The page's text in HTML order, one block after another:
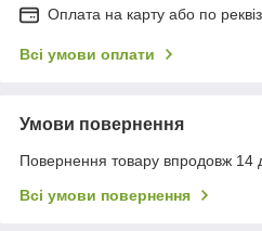
Оплата на карту або по
Всі умови оплати
Умови повернення
Повернення товару впродовж 14
Всі умови повернення